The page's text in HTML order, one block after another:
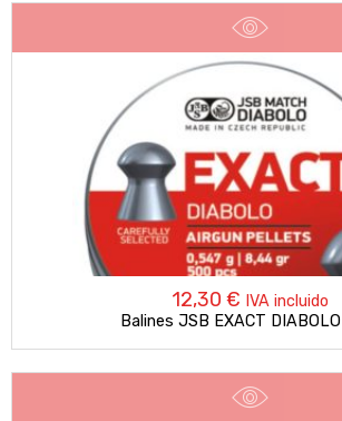
12,30 € IVA incluido
Balines JSB EXACT